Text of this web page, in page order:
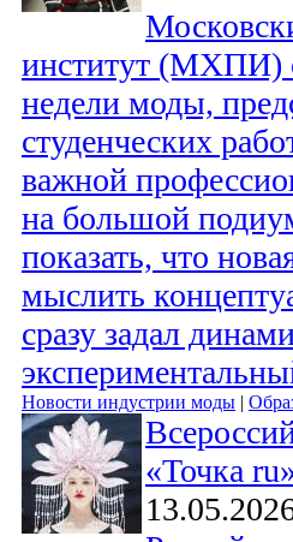
институт (МХПИ)
недели моды,
студенческих
важной
на большой
показать, что
мыслить
сразу задал
Новости индустрии моды |
«Точка